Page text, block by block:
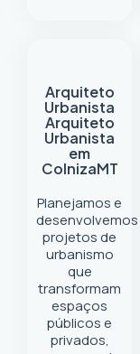
Arquiteto
Urbanista
Arquiteto
Urbanista
em
ColnizaMT
Planejamos e
desenvolvemos
projetos de
urbanismo
que
transformam
espaços
públicos e
privados,